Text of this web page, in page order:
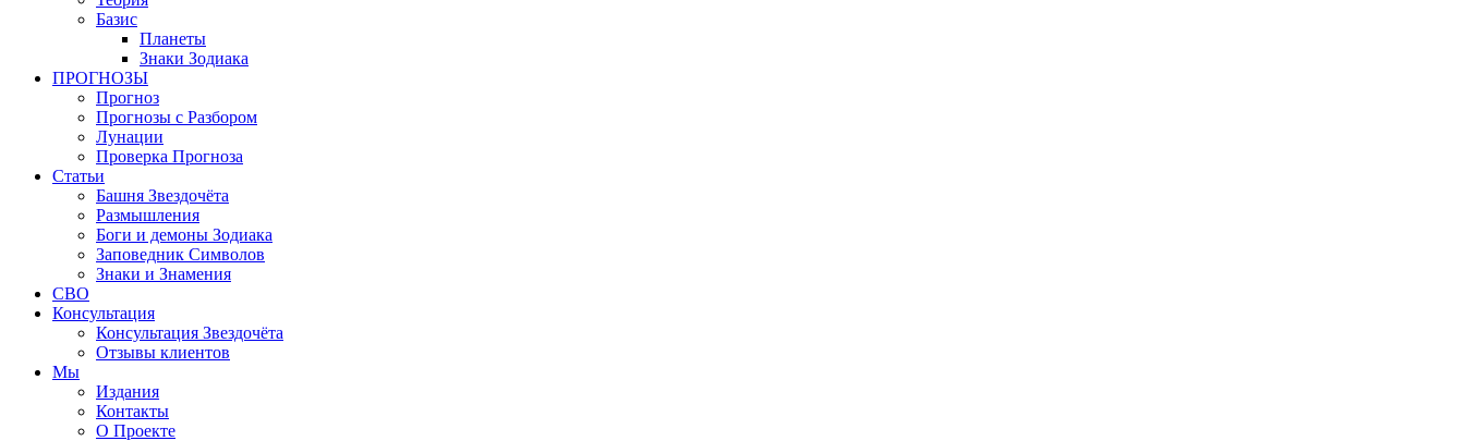
Базис
Планеты
Знаки Зодиака
ПРОГНОЗЫ
Прогноз
Прогнозы с Разбором
Лунации
Проверка Прогноза
Статьи
Башня Звездочёта
Размышления
Боги и демоны Зодиака
Заповедник Символов
Знаки и Знамения
СВО
Консультация
Консультация Звездочёта
Отзывы клиентов
Мы
Издания
Контакты
О Проекте